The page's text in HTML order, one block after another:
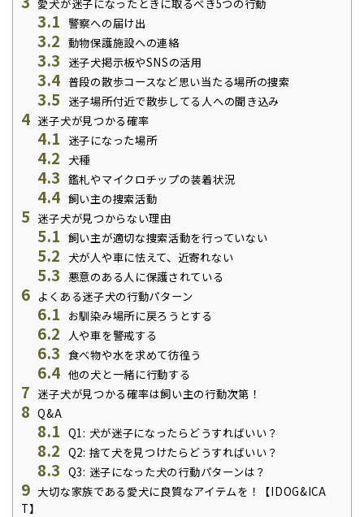
愛犬が迷子になったときに取るべき5つの行動
3.1 警察への届け出
3.2 動物保護施設への連絡
3.3 迷子犬掲示板やSNSの活用
3.4 普段の散歩コースなど思い当たる場所の捜索
3.5 迷子場所付近で散歩してる人への聞き込み
4 迷子犬が見つかる確率
4.1 迷子になった場所
4.2 犬種
4.3 鑑札やマイクロチップの装着状況
4.4 飼い主の捜索活動
5 迷子犬が見つからない理由
5.1 飼い主が適切な捜索活動を行っていない
5.2 犬が人や車に怯えて、近寄れない
5.3 悪意のある人に保護されている
6 よくある迷子犬の行動パターン
6.1 お馴染み場所に戻ろうとする
6.2 人や車を警戒する
6.3 食べ物や水を求めて彷徨う
6.4 他の犬と一緒に行動する
7 迷子犬が見つかる確率は飼い主の行動次第！
8 Q&A
8.1 Q1: 犬が迷子になったらどうすればいい？
8.2 Q2: 捨て犬を見つけたらどうすればいい？
8.3 Q3: 迷子になった犬の行動パターンは？
9 大切な家族である愛犬に良質なアイテムを！【IDOG&ICA
T】